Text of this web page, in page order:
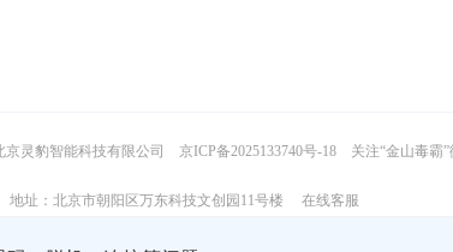
京灵豹智能科技有限公司 京ICP备2025133740号-18 关注“金山毒霸
地址：北京市朝阳区万东科技文创园11号楼 在线客服